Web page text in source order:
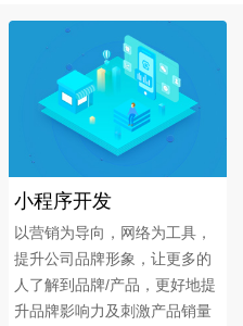
小程序开发
以营销为导向，网络为工具，
提升公司品牌形象，让更多的
人了解到品牌/产品，更好地提
升品牌影响力及刺激产品销量